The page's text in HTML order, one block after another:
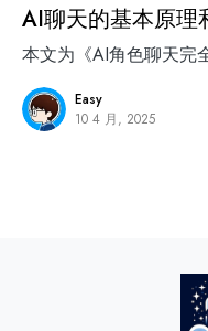
AI聊天的基本原理
本文为《AI角色聊天完
Easy
10 4 月, 2025